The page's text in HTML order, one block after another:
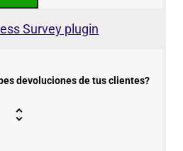
Survey plugin
devoluciones de tus clientes?